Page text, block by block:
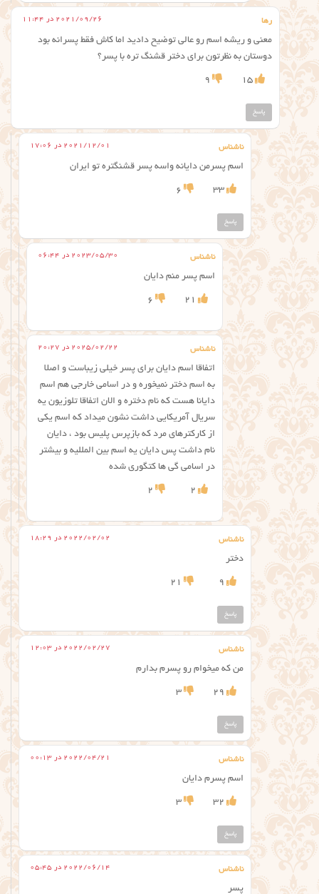
رها 2021/09/26 در 11:44
معنی و ریشه اسم رو عالی توضیح دادید اما کاش فقط پسرانه بود
دوستان به نظرتون برای دختر قشنگ تره با پسر؟
15
9
پاسخ
ناشناس 2021/12/01 در 17:06
اسم پسرمن دایانه واسه پسر قشنگتره تو ایران
33
6
پاسخ
ناشناس 2023/05/30 در 06:44
اسم پسر منم دایان
21
6
ناشناس 2025/02/22 در 20:27
اتفاقا اسم دایان برای پسر خیلی زیباست و اصلا
به اسم دختر نمیخوره و در اسامی خارجی هم اسم
دایانا هست که نام دختره و الان اتفاقا تلوزیون یه
سریال آمریکایی داشت نشون میداد که اسم یکی
از کارکترهای مرد که بازپرس پلیس بود ، دایان
نام داشت پس دایان یه اسم بین المللیه و بیشتر
در اسامی گی ها کتگوری شده
2
2
ناشناس 2022/02/02 در 18:29
دختر
9
21
پاسخ
ناشناس 2022/02/27 در 12:03
من كه ميخوام رو پسرم بدارم
29
3
پاسخ
ناشناس 2022/04/21 در 00:13
اسم پسرم دایان
32
3
پاسخ
ناشناس 2022/06/14 در 05:45
پسر